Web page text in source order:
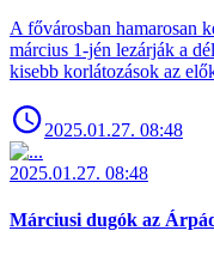
A fővárosban hamarosan
március 1-jén lezárják a
kisebb korlátozások az
2025.01.27. 08:48
2025.01.27. 08:48
Márciusi dugók az